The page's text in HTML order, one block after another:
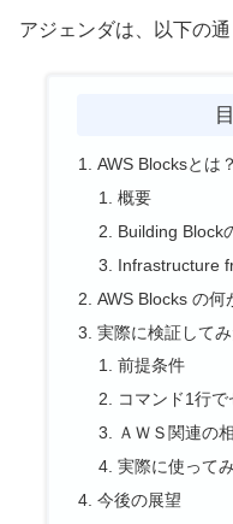
アジェンダは、以下の通
AWS Blocksとは？
概要
Building Block
Infrastructure
AWS Blocks の何
実際に検証してみ
前提条件
コマンド1行
ＡＷＳ関連の
実際に使って
今後の展望